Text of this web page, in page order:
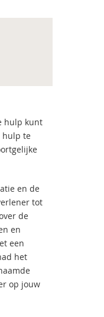
hulp kunt
hulp te
en de
tot
de
en
een
het
op jouw